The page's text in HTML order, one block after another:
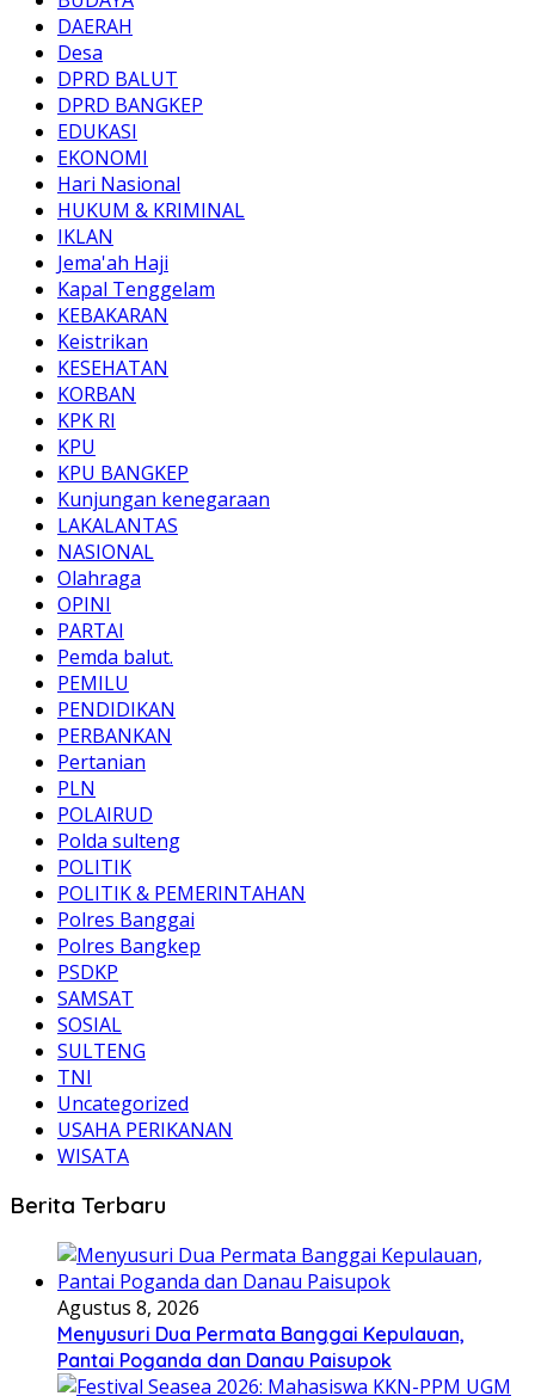
DAERAH
Desa
DPRD BALUT
DPRD BANGKEP
EDUKASI
EKONOMI
Hari Nasional
HUKUM & KRIMINAL
IKLAN
Jema'ah Haji
Kapal Tenggelam
KEBAKARAN
Keistrikan
KESEHATAN
KORBAN
KPK RI
KPU
KPU BANGKEP
Kunjungan kenegaraan
LAKALANTAS
NASIONAL
Olahraga
OPINI
PARTAI
Pemda balut.
PEMILU
PENDIDIKAN
PERBANKAN
Pertanian
PLN
POLAIRUD
Polda sulteng
POLITIK
POLITIK & PEMERINTAHAN
Polres Banggai
Polres Bangkep
PSDKP
SAMSAT
SOSIAL
SULTENG
TNI
Uncategorized
USAHA PERIKANAN
WISATA
Berita Terbaru
Agustus 8, 2026
Menyusuri Dua Permata Banggai Kepulauan,
Pantai Poganda dan Danau Paisupok